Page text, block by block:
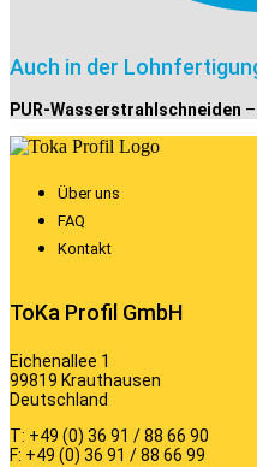
Auch in der
PUR-Wasserstrahlschneiden
Über uns
FAQ
Kontakt
ToKa Profil GmbH
Eichenallee 1
99819 Krauthausen
Deutschland
T: +49 (0) 36 91 / 88 66 90
F: +49 (0) 36 91 / 88 66 99